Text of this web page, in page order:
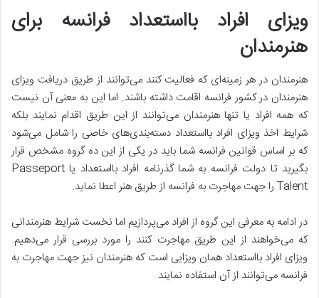
ویزای افراد بااستعداد فرانسه برای
هنرمندان
هنرمندان در هر زمینه‌ای که فعالیت کنند می‌توانند از طریق دریافت ویزای
هنرمندان در کشور فرانسه اقامت داشته باشند. اما این به معنی آن نیست
که همه افراد یا تنها هنرمندان می‌توانند از این طریق اقدام نمایند بلکه
شرایط اخذ ویزای افراد بااستعداد دسته‌بندی‌های خاصی را شامل می‌شود
که بر اساس قوانین فرانسه شما باید در یکی از این ده گروه مشخص قرار
بگیرید تا دولت فرانسه به شما گذرنامه افراد بااستعداد یا Passeport
Talent را جهت مهاجرت به فرانسه از طریق هنر اعطا نماید.
در ادامه به معرفی این گروه از افراد می‌پردازیم اما نخست شرایط هنرمندانی
که می‌خواهند از این طریق مهاجرت کنند را مورد بررسی قرار می‌دهیم.
ویزای افراد بااستعداد همان ویزایی است که هنرمندان نیز جهت مهاجرت به
فرانسه می‌توانند از آن استفاده نمایند